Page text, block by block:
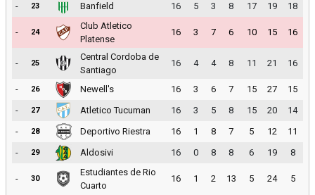
-
23 Banfield 16 5 3 8 17 19 18
- 24
Club Atletico
Platense
16 3 7 6 10 15 16
- 25
Central Cordoba de
Santiago
16 4 4 8 11 21 16
- 26 Newell's 16 3 6 7 15 27
15
-
27 Atletico Tucuman 16 3 5 8 15 20
14
-
28 Deportivo Riestra 16 1 8 7 5 12
11
-
29 Aldosivi 16 0 8 8 6 19 8
- 30
Estudiantes de Rio
Cuarto
16 1 2 13 5 24 5